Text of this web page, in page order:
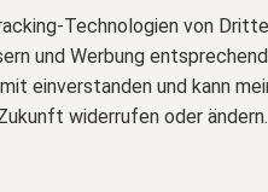
Technologien von
und Werbung
einverstanden und kann
widerrufen oder ändern.